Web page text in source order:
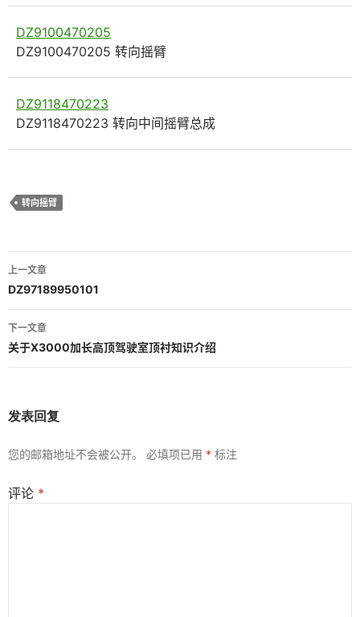
DZ9100470205
DZ9100470205 转向摇臂
DZ9118470223
DZ9118470223 转向中间摇臂总成
转向摇臂
文
章
导
航
上一文章
DZ97189950101
下一文章
关于X3000加长高顶驾驶室顶衬知识介绍
发表回复
您的邮箱地址不会被公开。 必填项已用 * 标注
评论 *